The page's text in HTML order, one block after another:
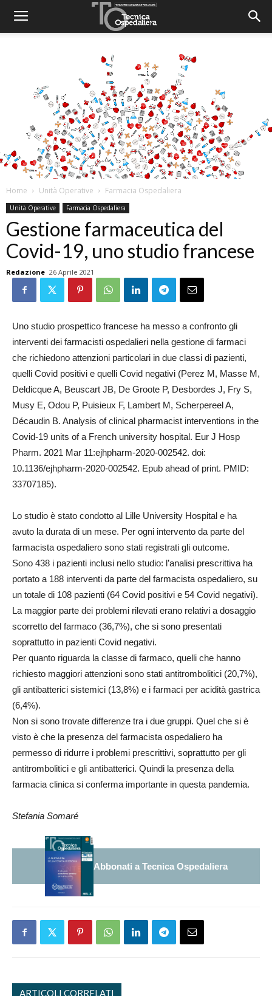
Home Unità Operative Farmacia Ospedaliera
Unità Operative Farmacia Ospedaliera
Gestione farmaceutica del
Covid-19, uno studio francese
Redazione 26 Aprile 2021
Uno studio prospettico francese ha messo a confronto gli
interventi dei farmacisti ospedalieri nella gestione di farmaci
che richiedono attenzioni particolari in due classi di pazienti,
quelli Covid positivi e quelli Covid negativi (Perez M, Masse M,
Deldicque A, Beuscart JB, De Groote P, Desbordes J, Fry S,
Musy E, Odou P, Puisieux F, Lambert M, Scherpereel A,
Décaudin B. Analysis of clinical pharmacist interventions in the
Covid-19 units of a French university hospital. Eur J Hosp
Pharm. 2021 Mar 11:ejhpharm-2020-002542. doi:
10.1136/ejhpharm-2020-002542. Epub ahead of print. PMID:
33707185).
Lo studio è stato condotto al Lille University Hospital e ha
avuto la durata di un mese. Per ogni intervento da parte del
farmacista ospedaliero sono stati registrati gli outcome.
Sono 438 i pazienti inclusi nello studio: l’analisi prescrittiva ha
portato a 188 interventi da parte del farmacista ospedaliero, su
un totale di 108 pazienti (64 Covid positivi e 54 Covid negativi).
La maggior parte dei problemi rilevati erano relativi a dosaggio
scorretto del farmaco (36,7%), che si sono presentati
soprattutto in pazienti Covid negativi.
Per quanto riguarda la classe di farmaco, quelli che hanno
richiesto maggiori attenzioni sono stati antitrombolitici (20,7%),
gli antibatterici sistemici (13,8%) e i farmaci per acidità gastrica
(6,4%).
Non si sono trovate differenze tra i due gruppi. Quel che si è
visto è che la presenza del farmacista ospedaliero ha
permesso di ridurre i problemi prescrittivi, soprattutto per gli
antitrombolitici e gli antibatterici. Quindi la presenza della
farmacia clinica si conferma importante in questa pandemia.
Stefania Somaré
Abbonati a Tecnica Ospedaliera
ARTICOLI CORRELATI